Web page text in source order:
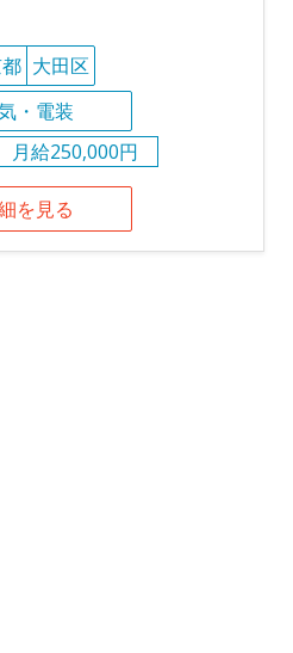
大田区
・電装
月給250,000円
を見る